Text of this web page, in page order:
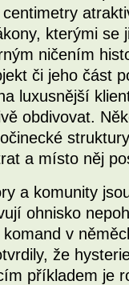
kterými
ničením
či jeho část
luxusnější
obdivovat.
a místo něj
a komunity
ohnisko
v
že
příkladem je